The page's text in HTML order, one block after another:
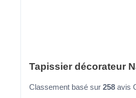
Tapissier décorateur
Classement basé sur 258 avis